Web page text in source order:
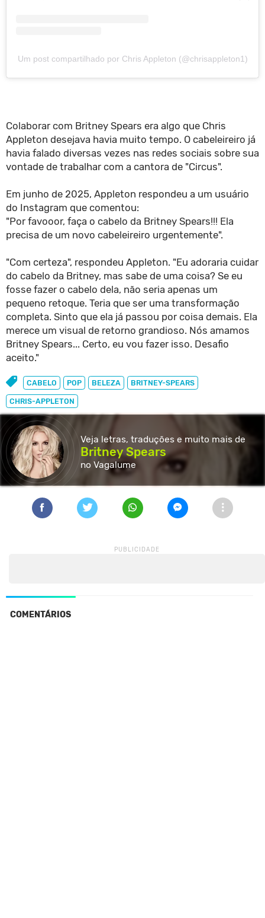
Um post compartilhado por Chris Appleton (@chrisappleton1)
Colaborar com Britney Spears era algo que Chris
Appleton desejava havia muito tempo. O cabeleireiro já
havia falado diversas vezes nas redes sociais sobre sua
vontade de trabalhar com a cantora de "Circus".
Em junho de 2025, Appleton respondeu a um usuário
do Instagram que comentou:
"Por favooor, faça o cabelo da Britney Spears!!! Ela
precisa de um novo cabeleireiro urgentemente".
"Com certeza", respondeu Appleton. "Eu adoraria cuidar
do cabelo da Britney, mas sabe de uma coisa? Se eu
fosse fazer o cabelo dela, não seria apenas um
pequeno retoque. Teria que ser uma transformação
completa. Sinto que ela já passou por coisa demais. Ela
merece um visual de retorno grandioso. Nós amamos
Britney Spears... Certo, eu vou fazer isso. Desafio
aceito."
CABELO POP BELEZA BRITNEY-SPEARS
CHRIS-APPLETON
Veja letras, traduções e muito mais de
Britney Spears
no Vagalume
COMENTÁRIOS